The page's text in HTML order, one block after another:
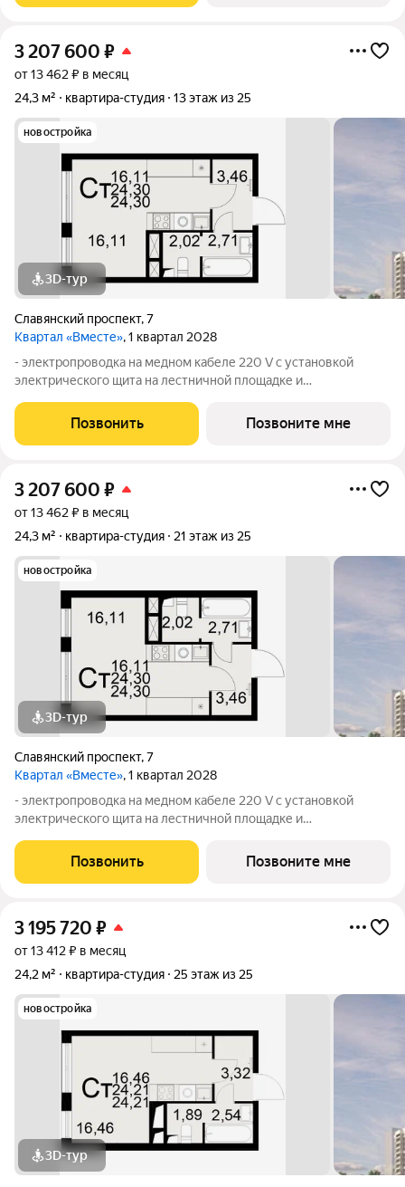
3 207 600 ₽
от 13 462 ₽ в месяц
24,3 м²
квартира-студия 13 этаж из 25
новостройка
3D-тур
Славянский проспект,7
Квартал «Вместе», 1 квартал 2028
- электропроводка на медном кабеле 220 V с установкой
электрического щита на лестничной площадке и
стен, кроме стен лоджий, откосов дверных и оконных
проемов, ниш прохождения стояков
Позвонить Позвоните мне
3 207 600 ₽
от 13 462 ₽ в месяц
24,3 м²
квартира-студия 21 этаж из 25
новостройка
3D-тур
Славянский проспект,7
Квартал «Вместе», 1 квартал 2028
- электропроводка на медном кабеле 220 V с установкой
электрического щита на лестничной площадке и
стен, кроме стен лоджий, откосов дверных и оконных
проемов, ниш прохождения стояков
Позвонить Позвоните мне
3 195 720 ₽
от 13 412 ₽ в месяц
24,2 м²
квартира-студия 25 этаж из 25
новостройка
3D-тур